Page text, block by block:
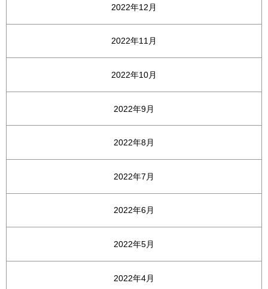
2022年12月
2022年11月
2022年10月
2022年9月
2022年8月
2022年7月
2022年6月
2022年5月
2022年4月